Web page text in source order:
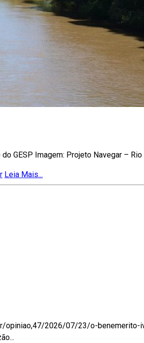
GESP Imagem: Projeto Navegar –
Leia Mais...
opiniao,47/2026/07/23/o-